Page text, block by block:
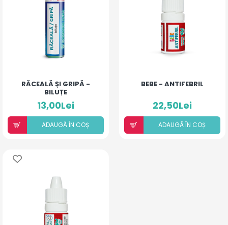
RĂCEALĂ ȘI GRIPĂ -
BILUȚE
13,00Lei
ADAUGÃ ÎN COȘ
BEBE - ANTIFEBRIL
22,50Lei
ADAUGÃ ÎN COȘ